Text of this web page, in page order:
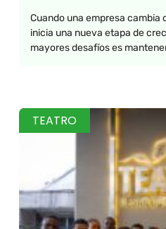
Cuando una empresa cambia
inicia una nueva etapa de
mayores desafíos es
TEATRO